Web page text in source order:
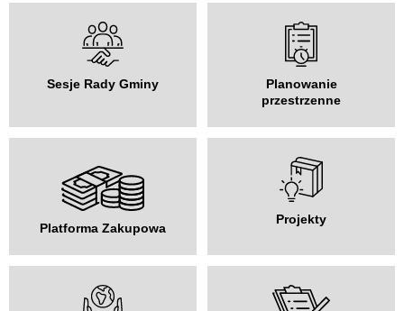
Sesje Rady Gminy
Planowanie
przestrzenne
Platforma Zakupowa
Projekty